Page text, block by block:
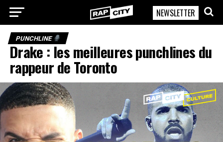
RapCity
NEWSLETTER
PUNCHLINE
Drake : les meilleures punchlines du
rappeur de Toronto